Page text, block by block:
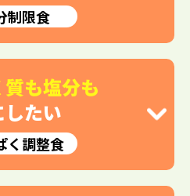
制限食
も塩分も
たい
く調整食